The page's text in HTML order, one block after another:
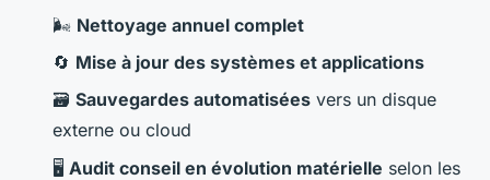
🌬️ Nettoyage annuel complet
🔄 Mise à jour des systèmes et applications
🗃️ Sauvegardes automatisées vers un disque
externe ou cloud
🖥️ Audit conseil en évolution matérielle selon les